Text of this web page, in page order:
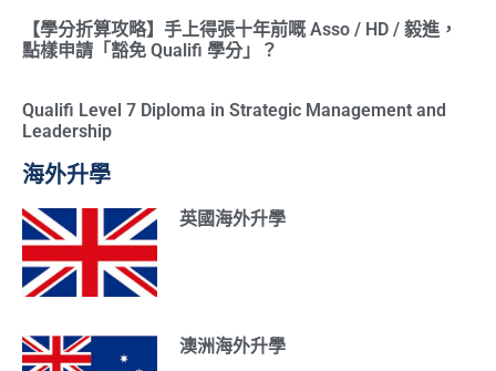
【學分折算攻略】手上得張十年前嘅 Asso / HD / 毅進，
點樣申請「豁免 Qualifi 學分」？
Qualifi Level 7 Diploma in Strategic Management and
Leadership
海外升學
英國海外升學
澳洲海外升學